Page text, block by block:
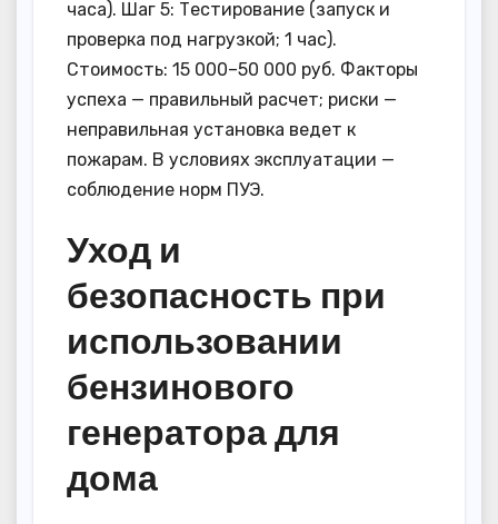
часа). Шаг 5: Тестирование (запуск и
проверка под нагрузкой; 1 час).
Стоимость: 15 000–50 000 руб. Факторы
успеха — правильный расчет; риски —
неправильная установка ведет к
пожарам. В условиях эксплуатации —
соблюдение норм ПУЭ.
Уход и
безопасность при
использовании
бензинового
генератора для
дома